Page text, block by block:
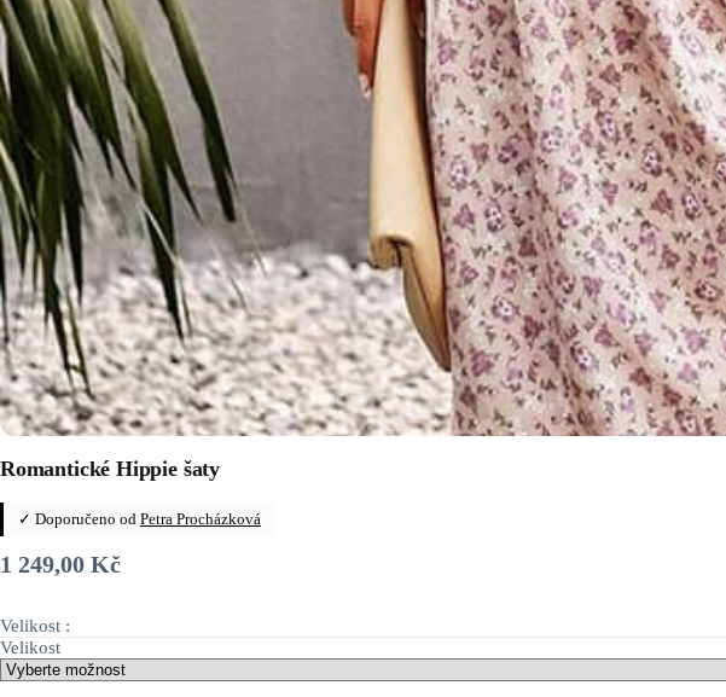
Romantické Hippie šaty
✓ Doporučeno od Petra Procházková
1 249,00 Kč
Velikost :
Velikost